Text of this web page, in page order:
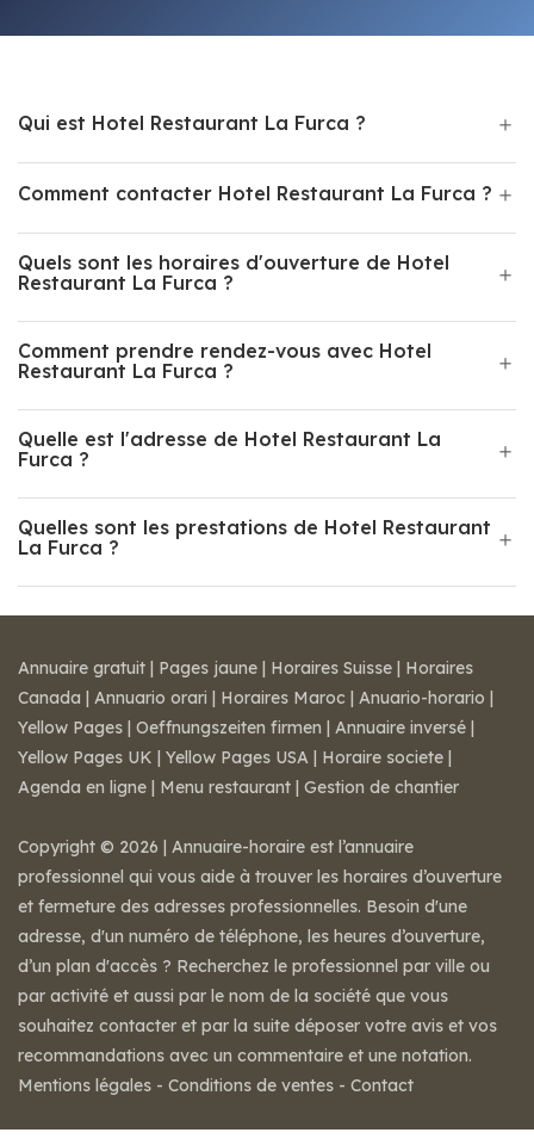
Qui est Hotel Restaurant La Furca ?
Comment contacter Hotel Restaurant La Furca ?
Quels sont les horaires d'ouverture de Hotel
Restaurant La Furca ?
Comment prendre rendez-vous avec Hotel
Restaurant La Furca ?
Quelle est l'adresse de Hotel Restaurant La
Furca ?
Quelles sont les prestations de Hotel Restaurant
La Furca ?
Annuaire gratuit | Pages jaune | Horaires Suisse | Horaires
Canada | Annuario orari | Horaires Maroc | Anuario-horario |
Yellow Pages | Oeffnungszeiten firmen | Annuaire inversé |
Yellow Pages UK | Yellow Pages USA | Horaire societe |
Agenda en ligne | Menu restaurant | Gestion de chantier
Copyright © 2026 | Annuaire-horaire est l’annuaire
professionnel qui vous aide à trouver les horaires d’ouverture
et fermeture des adresses professionnelles. Besoin d'une
adresse, d'un numéro de téléphone, les heures d’ouverture,
d’un plan d'accès ? Recherchez le professionnel par ville ou
par activité et aussi par le nom de la société que vous
souhaitez contacter et par la suite déposer votre avis et vos
recommandations avec un commentaire et une notation.
Mentions légales - Conditions de ventes - Contact